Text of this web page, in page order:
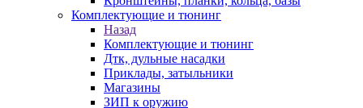
Комплектующие и тюнинг
Назад
Комплектующие и тюнинг
Дтк, дульные насадки
Приклады, затыльники
Магазины
ЗИП к оружию